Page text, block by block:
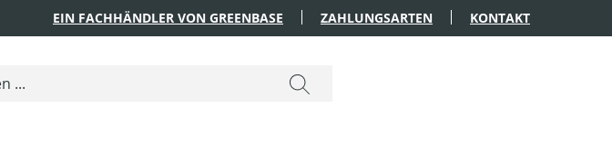
EIN FACHHÄNDLER VON GREENBASE ZAHLUNGSARTEN KONTAKT